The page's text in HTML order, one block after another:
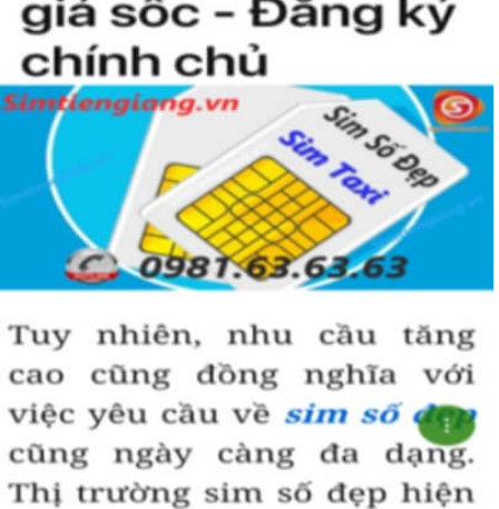
Hướng dẫn mua Sim Tứ Quý 2 tại
Simtiengiang.vn.
Sim Tiền Giang là đơn vị cung cấp
Tứ Quý, sim giá rẻ uy
tín chất lượng.
Chọn mua sim số đẹp thường mất nhiều thời gian ở khoản lựa số,
một số phải vừa đẹp, vừa tốt về phong thủy thì mới là sim hoàn
hảo. Vậy phải làm sao?
- Cách nhanh nhất để chọn mua được Sim Tứ Quý 2 là bạn vào